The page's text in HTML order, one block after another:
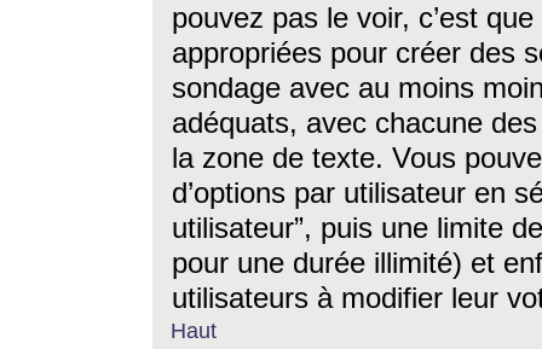
pouvez pas le voir, c’est
appropriées pour créer des
sondage avec au moins
adéquats, avec chacune
la zone de texte. Vous
d’options par utilisateur en
utilisateur”, puis une limite
pour une durée illimité) et
utilisateurs à modifier leur
Haut